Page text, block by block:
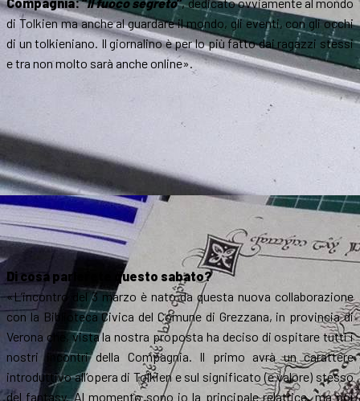
Compagnia: “Il fuoco segreto“, dedicato ovviamente al mondo
di Tolkien ma anche al guardare il mondo, gli eventi, con gli occhi
di un tolkieniano. Il giornalino è per lo più fatto dai ragazzi stessi
e tra non molto sarà anche online».
Di cosa parlerete questo sabato?
«L’incontro del 3 marzo è nato da questa nuova collaborazione
con la Biblioteca Civica del Comune di Grezzana, in provincia di
Verona che, vista la nostra proposta ha deciso di ospitare tutti i
nostri incontri della Compagnia. Il primo avrà un carattere
introduttivo all’opera di Tolkien e sul significato (e valore) stesso
del fantasy. Al momento sono io la principale relatrice, ma poi